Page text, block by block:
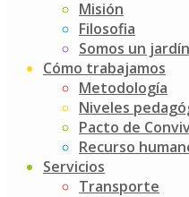
Misión
Filosofia
Somos un
Cómo trabajamos
Metodología
Niveles
Pacto de
Recurso
Servicios
Transporte
Calle 134A # 16 - 39,
Administración
6017435980 Opción 2
317 4021783
Enfermería
6017435980 Opción 9
304 6647461
Admisiones